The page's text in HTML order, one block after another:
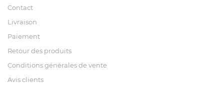
Contact
Livraison
Paiement
Retour des produits
Conditions générales de vente
Avis clients